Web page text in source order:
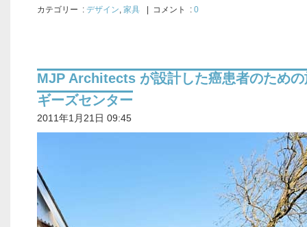
カテゴリー : デザイン, 家具 | コメント : 0
MJP Architects が設計した癌患者のための
ギーズセンター
2011年1月21日 09:45